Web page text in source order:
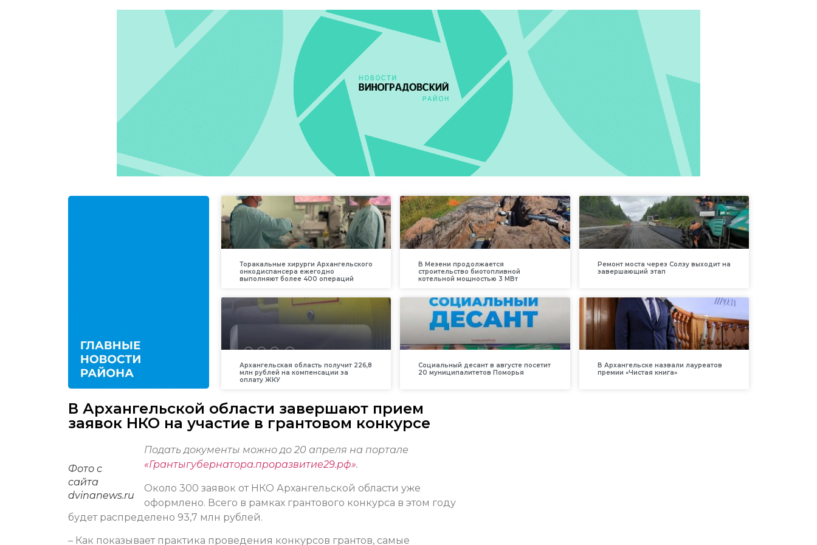
Торакальные хирурги Архангельского
онкодиспансера ежегодно
выполняют более 400 операций
В Мезени продолжается
строительство биотопливной
котельной мощностью 3 МВт
Ремонт моста через Солзу выходит на
завершающий этап
Архангельская область получит 226,8
млн рублей на компенсации за
оплату ЖКУ
Социальный десант в августе посетит
20 муниципалитетов Поморья
В Архангельске назвали лауреатов
премии «Чистая книга»
В Архангельской области завершают прием
заявок НКО на участие в грантовом конкурсе
Фото с
сайта
dvinanews.ru
Подать документы можно до 20 апреля на портале
«Грантыгубернатора.проразвитие29.рф».
Около 300 заявок от НКО Архангельской области уже
оформлено. Всего в рамках грантового конкурса в этом году
будет распределено 93,7 млн рублей.
– Как показывает практика проведения конкурсов грантов, самые